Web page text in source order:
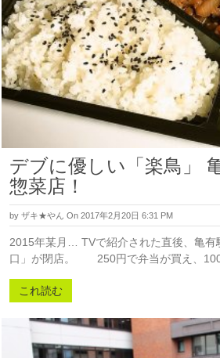
デブに優しい「楽鳥」
惣菜店！
by ザキ★やん On 2017年2月20日 6:31 PM
2015年某月… TVで紹介された直後、亀有
口」が閉店。 250円で弁当が買え、
これ読む